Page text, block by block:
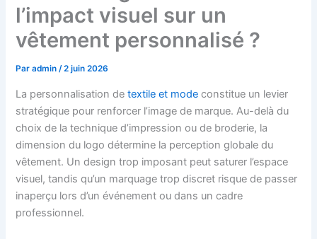
l’impact visuel sur un
vêtement personnalisé ?
Paradmin/2 juin 2026
La personnalisation detextile et mode constitue un levier
stratégique pour renforcer l’image de marque. Au-delà du
choix de la technique d’impression ou de broderie, la
dimension du logo détermine la perception globale du
vêtement. Un design trop imposant peut saturer l’espace
visuel, tandis qu’un marquage trop discret risque de passer
inaperçu lors d’un événement ou dans un cadre
professionnel.